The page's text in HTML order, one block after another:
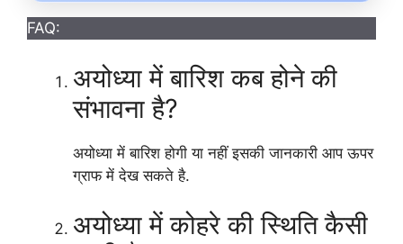
FAQ:
अयोध्या में बारिश कब होने की
संभावना है?
अयोध्या में बारिश होगी या नहीं इसकी जानकारी आप ऊपर
ग्राफ में देख सकते है.
अयोध्या में कोहरे की स्थिति कैसी